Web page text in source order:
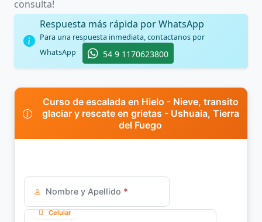
consulta!
Respuesta más rápida por WhatsApp
Para una respuesta inmediata, contactanos por
WhatsApp
54 9 1170623800
Curso de escalada en Hielo - Nieve, transito
glaciar y rescate en grietas - Ushuaia, Tierra
del Fuego
Nombre y Apellido *
Celular